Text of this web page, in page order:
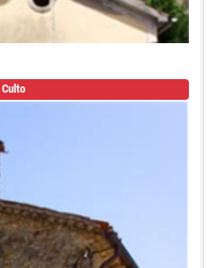
Culto